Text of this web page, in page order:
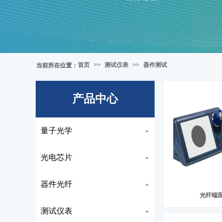
当前所在位置 ： 首页 >> 测试仪表 >> 器件测试
产品中心
量子光学 >
光电芯片 >
器件光纤 >
测试仪表 >
光纤端